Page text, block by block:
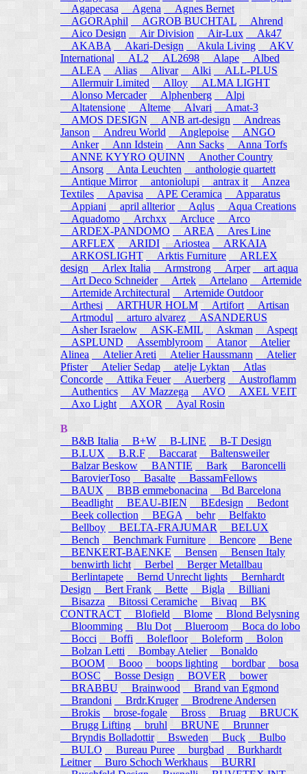
Agapecasa
Agena
Agnes Bernet
AGORAphil
AGROB BUCHTAL
Ahrend
Aico Design
Air Division Air-Lux
Ak47
AKABA
Akari-Design Akula Living
AKV
International
AL2 AL2698 Alape
Albed
ALEA
Alias Alivar Alki
ALL-PLUS
Allermuir Limited
Alloy
ALMA LIGHT
Alonso Mercader
Alphenberg
Alpi
Altatensione
Alteme Alvari
Amat-3
AMOS DESIGN
ANB art-design
Andreas
Janson
Andreu World Anglepoise
ANGO
Anker
Ann Idstein Ann Sacks
Anna Torfs
ANNE KYYRO QUINN
Another Country
Ansorg
Anta Leuchten
anthologie quartett
Antique Mirror
antoniolupi antrax it
Anzea
Textiles
Apavisa APE Ceramica
Apparatus
Appiani
april allterior Aqlus Aqua Creations
Aquadomo
Archxx Arcluce
Arco
ARDEX-PANDOMO
AREA
Ares Line
ARFLEX
ARIDI Ariostea
ARKAIA
ARKOSLIGHT
Arktis Furniture
ARLEX
design
Arlex Italia Armstrong Arper
art aqua
Art Deco Schneider
Artek Artelano
Artemide
Artemide Architectural
Artemide Outdoor
Arthesi
ARTHUR HOLM Artifort
Artisan
Artmodul
arturo alvarez
ASANDERUS
Asher Israelow
ASK-EMIL Askman
Aspeqt
ASPLUND
Assemblyroom Atanor
Atelier
Alinea
Atelier Areti Atelier Haussmann
Atelier
Pfister
Atelier Sedap atelje Lyktan
Atlas
Concorde
Attika Feuer Auerberg
Austroflamm
Authentics
AV Mazzega AVO
AXEL VEIT
Axo Light
AXOR Ayal Rosin
B
B&B Italia
B+W B-LINE
B-T Design
B.LUX
B.R.F Baccarat
Baltensweiler
Balzar Beskow
BANTIE Bark
Baroncelli
BarovierToso
Basalte
BassamFellows
BAUX
BBB emmebonacina
Bd Barcelona
Beadlight
BEAU-BIEN BEdesign
Bedont
Beek collection
BEGA behr
Belfakto
Bellboy
BELTA-FRAJUMAR
BELUX
Bench
Benchmark Furniture Bencore
Bene
BENKERT-BAENKE
Bensen
Bensen Italy
benwirth licht
Berbel
Berger Metallbau
Berlintapete
Bernd Unrecht lights
Bernhardt
Design
Bert Frank Bette Bigla
Billiani
Bisazza
Bitossi Ceramiche Bivaq
BK
CONTRACT
Blofield Blome Blond Belysning
Bloomming
Blu Dot Blueroom
Boca do lobo
Bocci
Boffi Bolefloor Boleform
Bolon
Bolzan Letti
Bombay Atelier
Bonaldo
BOOM
Booo boops lighting bordbar
bosa
BOSC
Bosse Design BOVER
bower
BRABBU
Brainwood
Brand van Egmond
Brandoni
Brdr.Kruger
Brodrene Andersen
Brokis
brose-fogale Bross Bruag
BRUCK
Brugg Lifting
bruhl BRUNE
Brunner
Bryndis Bolladottir
Bsweden Buck
Bulbo
BULO
Bureau Puree burgbad
Burkhardt
Leitner
Buro Schoch Werkhaus
BURRI